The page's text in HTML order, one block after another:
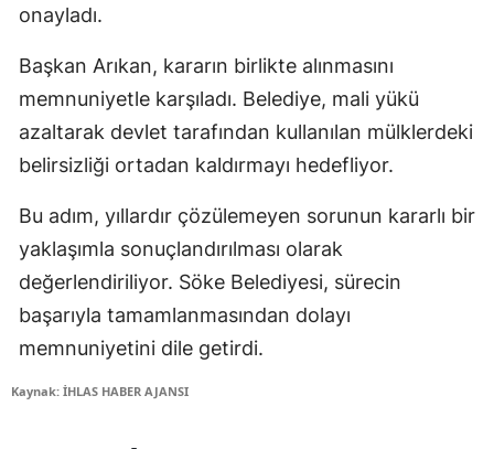
onayladı.
Başkan Arıkan, kararın birlikte alınmasını
memnuniyetle karşıladı. Belediye, mali yükü
azaltarak devlet tarafından kullanılan mülklerdeki
belirsizliği ortadan kaldırmayı hedefliyor.
Bu adım, yıllardır çözülemeyen sorunun kararlı bir
yaklaşımla sonuçlandırılması olarak
değerlendiriliyor. Söke Belediyesi, sürecin
başarıyla tamamlanmasından dolayı
memnuniyetini dile getirdi.
Kaynak: İHLAS HABER AJANSI